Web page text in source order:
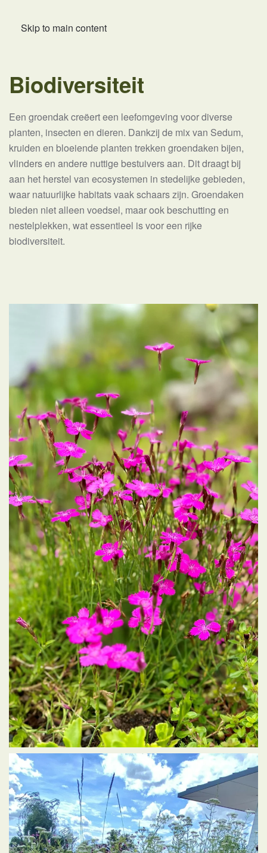
Skip to main content
Biodiversiteit
Een groendak creëert een leefomgeving voor diverse
planten, insecten en dieren. Dankzij de mix van Sedum,
kruiden en bloeiende planten trekken groendaken bijen,
vlinders en andere nuttige bestuivers aan. Dit draagt bij
aan het herstel van ecosystemen in stedelijke gebieden,
waar natuurlijke habitats vaak schaars zijn. Groendaken
bieden niet alleen voedsel, maar ook beschutting en
nestelplekken, wat essentieel is voor een rijke
biodiversiteit.